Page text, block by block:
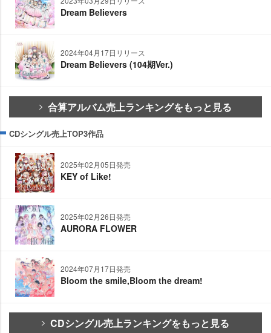
Dream Believers
2024年04月17日リリース
Dream Believers (104期Ver.)
合算アルバム売上ランキングをもっと見る
CDシングル売上TOP3作品
2025年02月05日発売
KEY of Like!
2025年02月26日発売
AURORA FLOWER
2024年07月17日発売
Bloom the smile,Bloom the dream!
CDシングル売上ランキングをもっと見る